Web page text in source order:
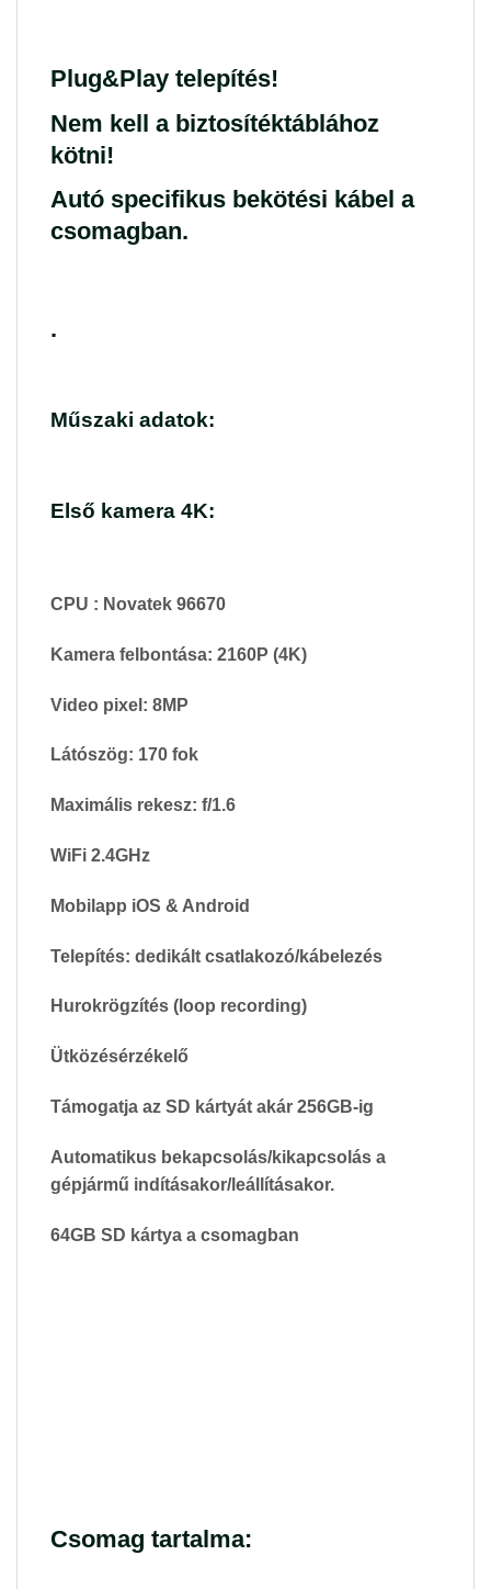
Plug&Play telepítés!
Nem kell a biztosítéktáblához
kötni!
Autó specifikus bekötési kábel a
csomagban.
.
Műszaki adatok:
Első kamera 4K:
CPU : Novatek 96670
Kamera felbontása: 2160P (4K)
Video pixel: 8MP
Látószög: 170 fok
Maximális rekesz: f/1.6
WiFi 2.4GHz
Mobilapp iOS & Android
Telepítés: dedikált csatlakozó/kábelezés
Hurokrögzítés (loop recording)
Ütközésérzékelő
Támogatja az SD kártyát akár 256GB-ig
Automatikus bekapcsolás/kikapcsolás a
gépjármű indításakor/leállításakor.
64GB SD kártya a csomagban
Csomag tartalma: